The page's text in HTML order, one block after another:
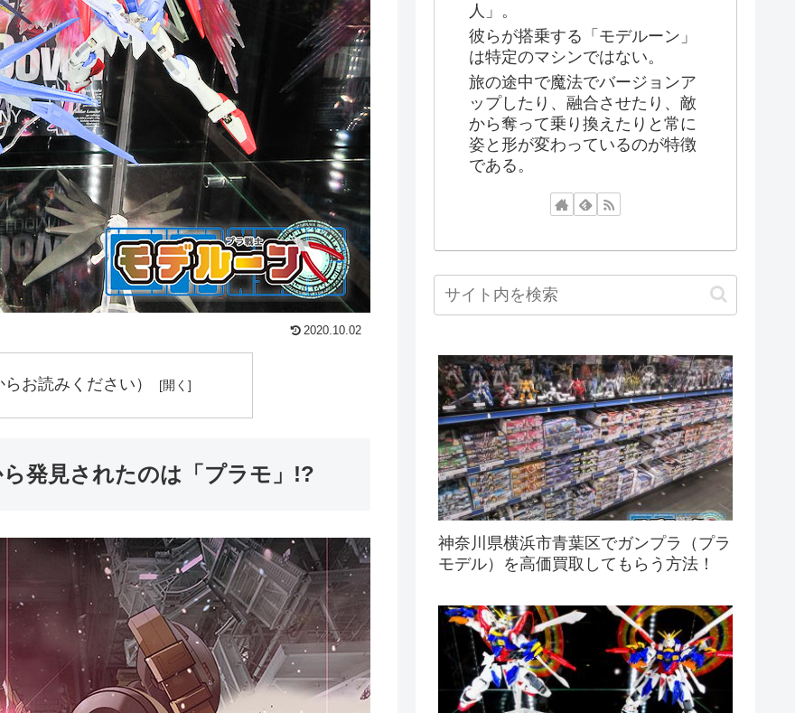
2020.10.02
お読みください）
発見されたのは「プラモ」!?
人」。
彼らが搭乗する「モデルーン」
は特定のマシンではない。
旅の途中で魔法でバージョンア
ップしたり、融合させたり、敵
から奪って乗り換えたりと常に
姿と形が変わっているのが特徴
である。
神奈川県横浜市青葉区でガンプラ（プラ
モデル）を高価買取してもらう方法！